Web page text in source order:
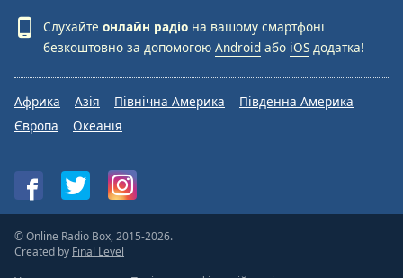
Слухайте онлайн радіо на вашому смартфоні
безкоштовно за допомогою Android або iOS додатка!
Африка Азія Північна Америка
Південна Америка
Європа
Океанія
© Online Radio Box, 2015-2026.
Created by Final Level